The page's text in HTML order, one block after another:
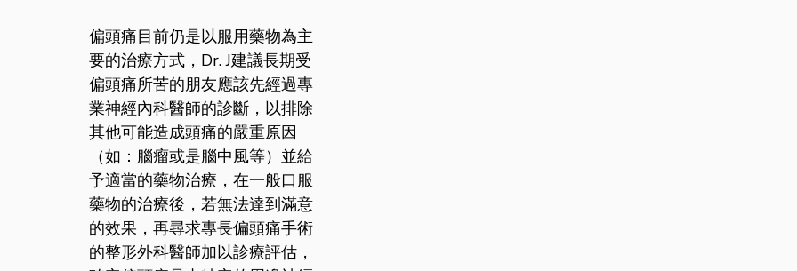
偏頭痛目前仍是以服用藥物為主
要的治療方式，Dr. J建議長期受
偏頭痛所苦的朋友應該先經過專
業神經內科醫師的診斷，以排除
其他可能造成頭痛的嚴重原因
（如：腦瘤或是腦中風等）並給
予適當的藥物治療，在一般口服
藥物的治療後，若無法達到滿意
的效果，再尋求專長偏頭痛手術
的整形外科醫師加以診療評估，